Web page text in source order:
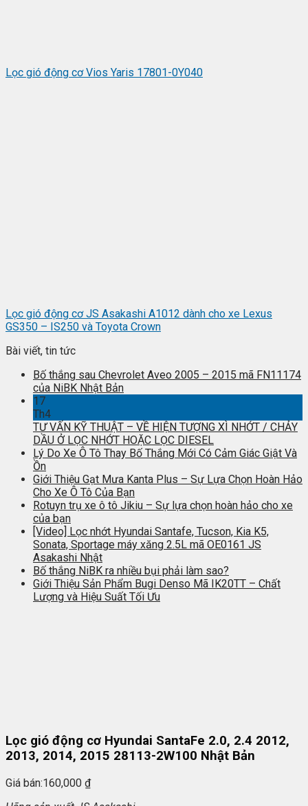
Lọc gió động cơ Vios Yaris 17801-0Y040
Lọc gió động cơ JS Asakashi A1012 dành cho xe Lexus
GS350 – IS250 và Toyota Crown
Bài viết, tin tức
Bố thắng sau Chevrolet Aveo 2005 – 2015 mã FN11174
của NiBK Nhật Bản
17
Th4
TƯ VẤN KỸ THUẬT – VỀ HIỆN TƯỢNG XÌ NHỚT / CHẢY
DẦU Ở LỌC NHỚT HOẶC LỌC DIESEL
Lý Do Xe Ô Tô Thay Bố Thắng Mới Có Cảm Giác Giật Và
Ồn
Giới Thiệu Gạt Mưa Kanta Plus – Sự Lựa Chọn Hoàn Hảo
Cho Xe Ô Tô Của Bạn
Rotuyn trụ xe ô tô Jikiu – Sự lựa chọn hoàn hảo cho xe
của bạn
[Video] Lọc nhớt Hyundai Santafe, Tucson, Kia K5,
Sonata, Sportage máy xăng 2.5L mã OE0161 JS
Asakashi Nhật
Bố thắng NiBK ra nhiều bụi phải làm sao?
Giới Thiệu Sản Phẩm Bugi Denso Mã IK20TT – Chất
Lượng và Hiệu Suất Tối Ưu
Lọc gió động cơ Hyundai SantaFe 2.0, 2.4 2012,
2013, 2014, 2015 28113-2W100 Nhật Bản
Giá bán:160,000 ₫